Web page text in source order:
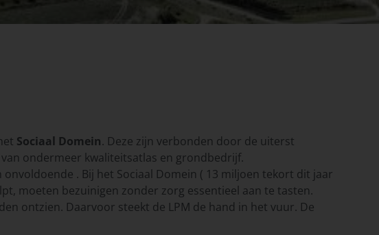
Sociaal Domein. Deze zijn verbonden door de uiterst
ondermeer kwaliteitsatlas en grondbedrijf.
. Bij het Sociaal Domein ( 13 miljoen tekort dit jaar
moeten bezuinigen zonder zorg essentieel aan te tasten.
ontzien. Daarvoor steekt de LPM de hand in het vuur. De